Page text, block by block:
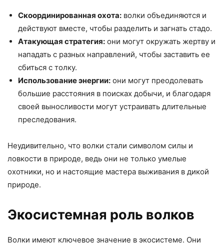
Скоординированная охота: волки объединяются и
действуют вместе, чтобы разделить и загнать стадо.
Атакующая стратегия: они могут окружать жертву и
нападать с разных направлений, чтобы заставить ее
сбиться с толку.
Использование энергии: они могут преодолевать
большие расстояния в поисках добычи, и благодаря
своей выносливости могут устраивать длительные
преследования.
Неудивительно, что волки стали символом силы и
ловкости в природе, ведь они не только умелые
охотники, но и настоящие мастера выживания в дикой
природе.
Экосистемная роль волков
Волки имеют ключевое значение в экосистеме. Они